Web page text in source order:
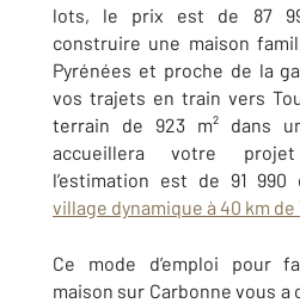
lots, le prix est de 87
construire une maison
Pyrénées et proche de la
vos trajets en train vers
terrain de 923 m² dans
accueillera votre
l’estimation est de 91 990
village dynamique à 40 km
Ce mode d’emploi pour
maison sur Carbonne vous a